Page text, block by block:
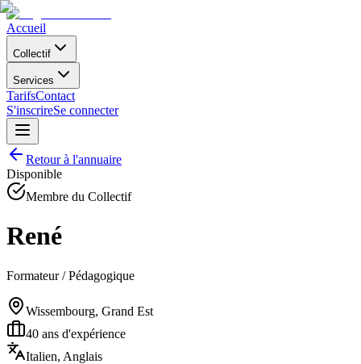
Accueil
Collectif
Services
TarifsContact
S'inscrireSe connecter
Retour à l'annuaire
Disponible
Membre du Collectif
René
Formateur / Pédagogique
Wissembourg, Grand Est
40 ans d'expérience
Italien, Anglais